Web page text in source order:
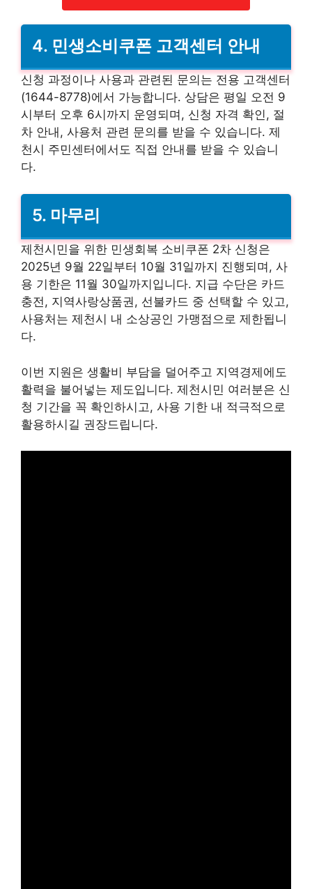
4. 민생소비쿠폰 고객센터 안내
신청 과정이나 사용과 관련된 문의는 전용 고객센터
(1644-8778)에서 가능합니다. 상담은 평일 오전 9
시부터 오후 6시까지 운영되며, 신청 자격 확인, 절
차 안내, 사용처 관련 문의를 받을 수 있습니다. 제
천시 주민센터에서도 직접 안내를 받을 수 있습니
다.
5. 마무리
제천시민을 위한 민생회복 소비쿠폰 2차 신청은
2025년 9월 22일부터 10월 31일까지 진행되며, 사
용 기한은 11월 30일까지입니다. 지급 수단은 카드
충전, 지역사랑상품권, 선불카드 중 선택할 수 있고,
사용처는 제천시 내 소상공인 가맹점으로 제한됩니
다.
이번 지원은 생활비 부담을 덜어주고 지역경제에도
활력을 불어넣는 제도입니다. 제천시민 여러분은 신
청 기간을 꼭 확인하시고, 사용 기한 내 적극적으로
활용하시길 권장드립니다.